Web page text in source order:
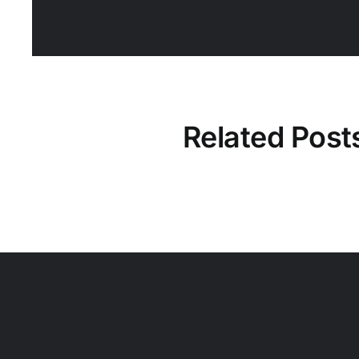
Related